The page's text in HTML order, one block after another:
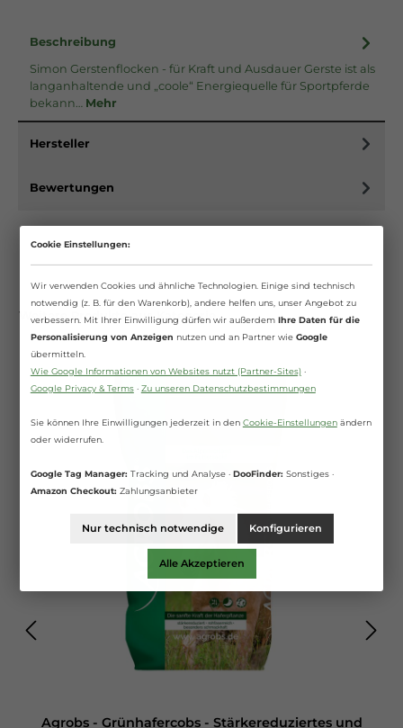
Beschreibung
Simon Gerstenflocken - für Kraft und Ausdauer Gerste ist als
langanhaltende und „coole“ Energiequelle für Sportpferde
bekann… Mehr
Hersteller
Bewertungen
Weitere Produkte aus Kategorie
Agrobs - Grünhafercobs - Stärkereduziertes und
Cookie Einstellungen:
Wir verwenden Cookies und ähnliche Technologien. Einige sind technisch
notwendig (z. B. für den Warenkorb), andere helfen uns, unser Angebot zu
verbessern. Mit Ihrer Einwilligung dürfen wir außerdem Ihre Daten für die
Personalisierung von Anzeigen nutzen und an Partner wie Google
übermitteln.
Wie Google Informationen von Websites nutzt (Partner-Sites)·
Google Privacy & Terms· Zu unseren Datenschutzbestimmungen
Sie können Ihre Einwilligungen jederzeit in den Cookie-Einstellungenändern
oder widerrufen.
Google Tag Manager: Tracking und Analyse · DooFinder: Sonstiges ·
Amazon Checkout: Zahlungsanbieter
Nur technisch notwendige Konfigurieren
Alle Akzeptieren